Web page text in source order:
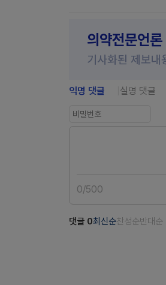
의약전문언
기사화된 제보내
익명 댓글 실명 댓글
0/500
댓글 0최신순찬성순반대순